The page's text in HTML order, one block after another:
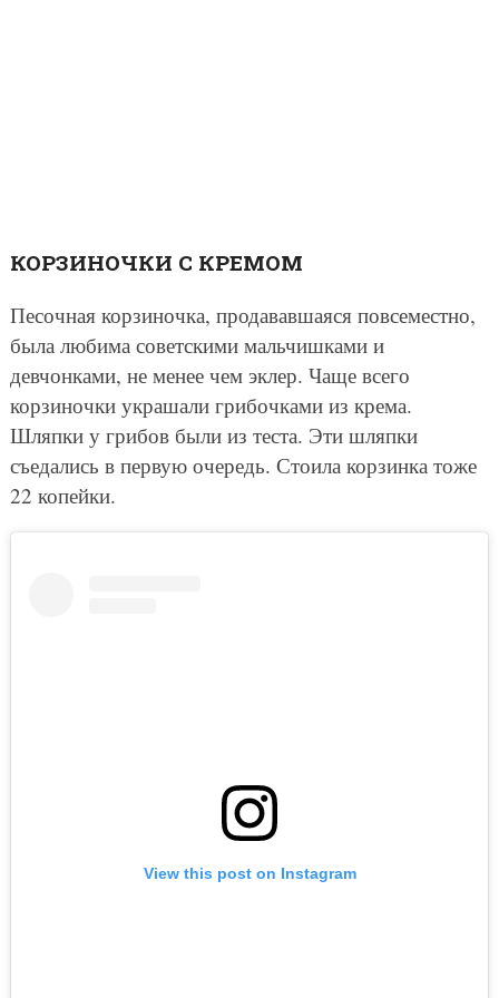
КОРЗИНОЧКИ С КРЕМОМ
Песочная корзиночка, продававшаяся повсеместно,
была любима советскими мальчишками и
девчонками, не менее чем эклер. Чаще всего
корзиночки украшали грибочками из крема.
Шляпки у грибов были из теста. Эти шляпки
съедались в первую очередь. Стоила корзинка тоже
22 копейки.
View this post on Instagram